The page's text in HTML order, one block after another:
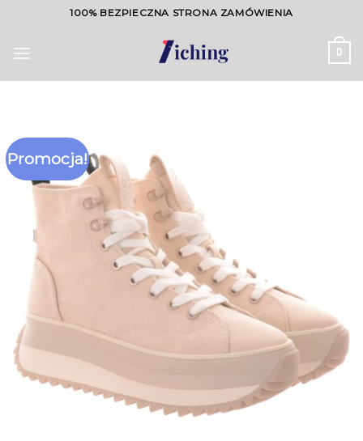
content
100% BEZPIECZNA STRONA ZAMÓWIENIA
0
Promocja!